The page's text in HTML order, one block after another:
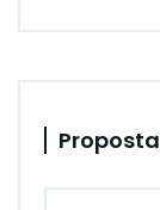
Proposta